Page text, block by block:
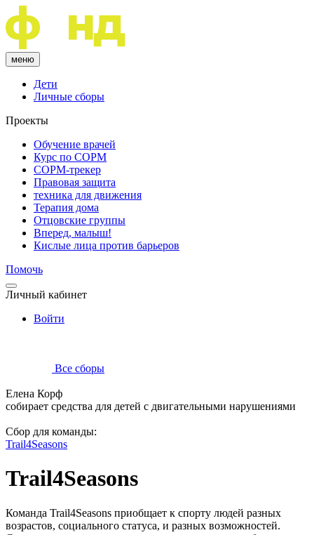
меню
Дети
Личные сборы
Проекты
Обучение врачей
Курс по COPM
COPM-трекер
Правовая защита
техника для движения
Терапия дома
Отцовские группы
Вперед, малыш!
Кислые лица против барьеров
Помочь
Личный кабинет
Войти
Все сборы
Елена Корф
собирает средства для детей с двигательными нарушениями
Сбор для команды:
Trail4Seasons
Trail4Seasons
Команда Trail4Seasons приобщает к спорту людей разных
возрастов, социального статуса, и разных возможностей.